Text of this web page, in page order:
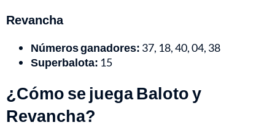
Revancha
Números ganadores: 37, 18, 40, 04, 38
Superbalota: 15
¿Cómo se juega Baloto y
Revancha?